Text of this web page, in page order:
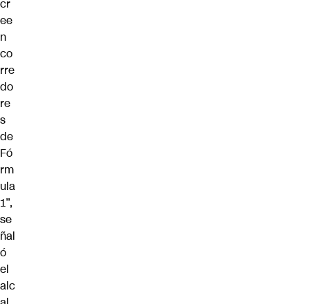
cr
ee
n
co
rre
do
re
s
de
Fó
rm
ula
1”,
se
ñal
ó
el
alc